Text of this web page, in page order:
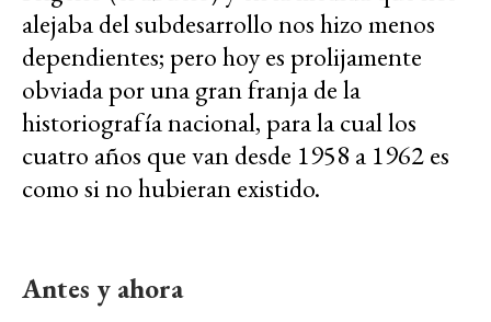
alejaba del subdesarrollo nos hizo menos
dependientes; pero hoy es prolijamente
obviada por una gran franja de la
historiografía nacional, para la cual los
cuatro años que van desde 1958 a 1962 es
como si no hubieran existido.
Antes y ahora